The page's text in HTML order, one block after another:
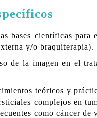
bases científicas para
y/o braquiterapia).
de la imagen en el
teóricos y
complejos en
como cáncer de